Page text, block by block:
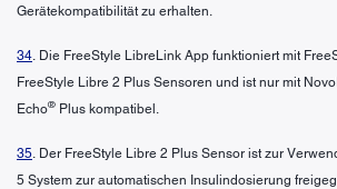
Gerätekompatibilität zu erhalten.
34. Die FreeStyle LibreLink App funktioniert mit
FreeStyle Libre 2 Plus Sensoren und ist nur mit
Echo® Plus kompatibel.
35. Der FreeStyle Libre 2 Plus Sensor ist zur
5 System zur automatischen Insulindosierung